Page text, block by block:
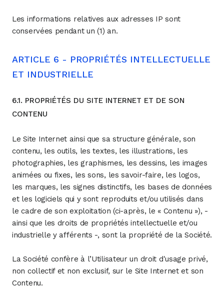
Les informations relatives aux adresses IP sont
conservées pendant un (1) an.
ARTICLE 6 - PROPRIÉTÉS INTELLECTUELLE
ET INDUSTRIELLE
6.1. PROPRIÉTÉS DU SITE INTERNET ET DE SON
CONTENU
Le Site Internet ainsi que sa structure générale, son
contenu, les outils, les textes, les illustrations, les
photographies, les graphismes, les dessins, les images
animées ou fixes, les sons, les savoir-faire, les logos,
les marques, les signes distinctifs, les bases de données
et les logiciels qui y sont reproduits et/ou utilisés dans
le cadre de son exploitation (ci-après, le « Contenu »), -
ainsi que les droits de propriétés intellectuelle et/ou
industrielle y afférents -, sont la propriété de la Société.
La Société confère à l’Utilisateur un droit d'usage privé,
non collectif et non exclusif, sur le Site Internet et son
Contenu.